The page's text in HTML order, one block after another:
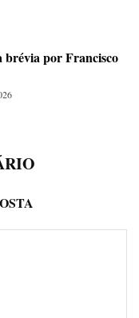
brévia por Francisco